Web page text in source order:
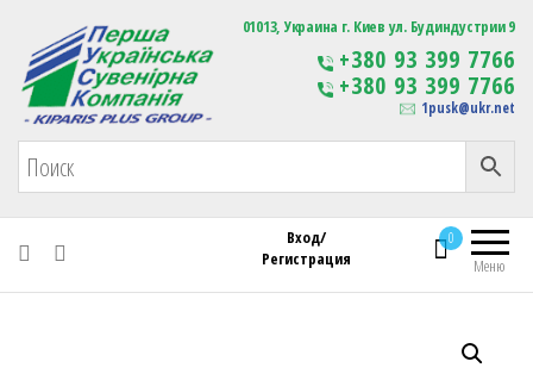
Первая Украинская Сувенирная Компания Изготовление
сувенирной продукции
с логотипом
01013, Украина г. Киев ул. Будиндустрии 9
+380 93 399 7766
+380 93 399 7766
1pusk@ukr.net
Меню
0
Вход/
Регистрация